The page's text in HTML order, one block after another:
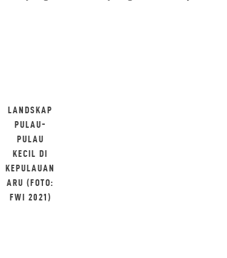
LANDSKAP
PULAU-
PULAU
KECIL DI
KEPULAUAN
ARU (FOTO:
FWI 2021)